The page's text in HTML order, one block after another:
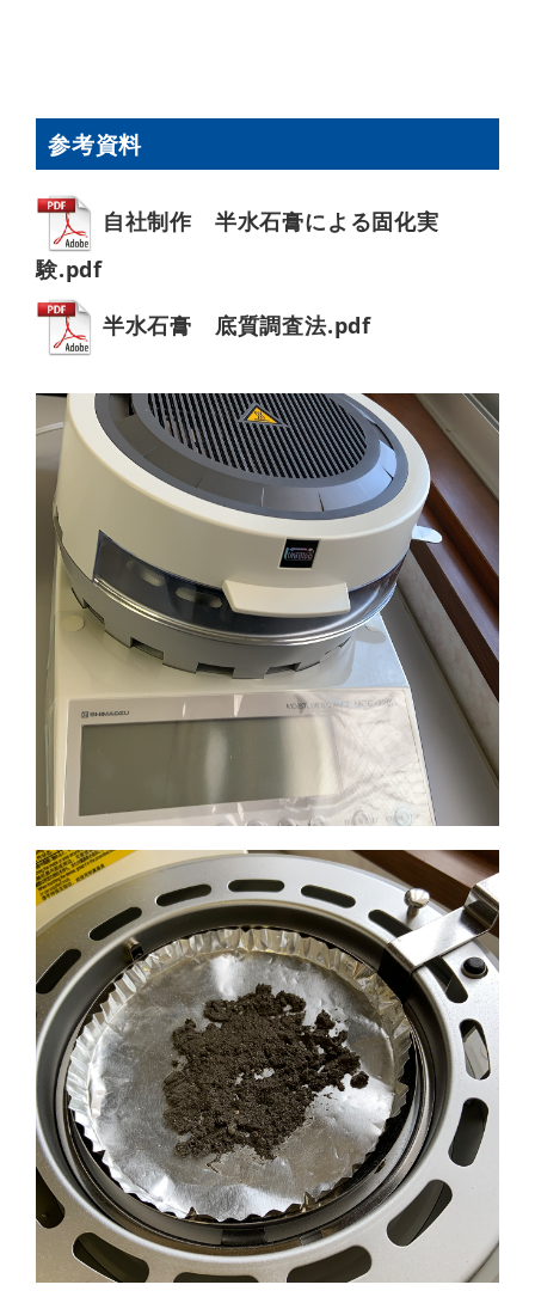
参考資料
自社制作 半水石膏による固化実
験.pdf
半水石膏 底質調査法.pdf